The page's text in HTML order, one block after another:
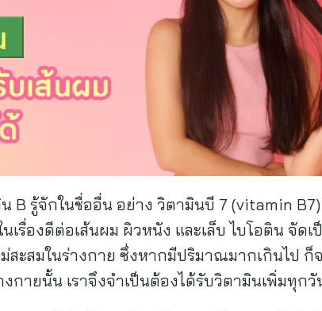
B รู้จักในชื่ออื่น อย่าง วิตามินบี 7 (vitamin
รื่องดีต่อเส้นผม ผิวหนัง และเล็บ ไบโอติน จัดเ
สะสมในร่างกาย ซึ่งหากมีปริมาณมากเกินไป
ายนั้น เราจึงจำเป็นต้องได้รับวิตามินเพิ่มทุกวั